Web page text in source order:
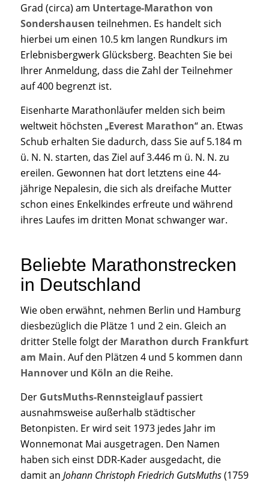
Grad (circa) am Untertage-Marathon von
Sondershausen teilnehmen. Es handelt sich
hierbei um einen 10.5 km langen Rundkurs im
Erlebnisbergwerk Glücksberg. Beachten Sie bei
Ihrer Anmeldung, dass die Zahl der Teilnehmer
auf 400 begrenzt ist.
Eisenharte Marathonläufer melden sich beim
weltweit höchsten „Everest Marathon“ an. Etwas
Schub erhalten Sie dadurch, dass Sie auf 5.184 m
ü. N. N. starten, das Ziel auf 3.446 m ü. N. N. zu
ereilen. Gewonnen hat dort letztens eine 44-
jährige Nepalesin, die sich als dreifache Mutter
schon eines Enkelkindes erfreute und während
ihres Laufes im dritten Monat schwanger war.
Beliebte Marathonstrecken
in Deutschland
Wie oben erwähnt, nehmen Berlin und Hamburg
diesbezüglich die Plätze 1 und 2 ein. Gleich an
dritter Stelle folgt der Marathon durch Frankfurt
am Main. Auf den Plätzen 4 und 5 kommen dann
Hannoverund Köln an die Reihe.
Der GutsMuths-Rennsteiglaufpassiert
ausnahmsweise außerhalb städtischer
Betonpisten. Er wird seit 1973 jedes Jahr im
Wonnemonat Mai ausgetragen. Den Namen
haben sich einst DDR-Kader ausgedacht, die
damit an Johann Christoph Friedrich GutsMuths(1759